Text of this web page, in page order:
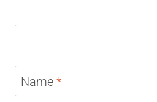
Name *